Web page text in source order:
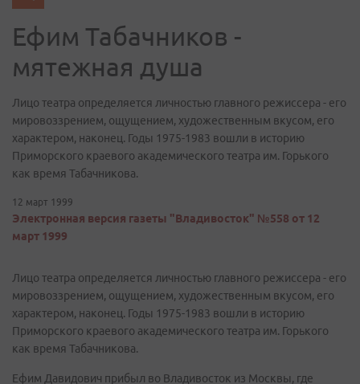
Ефим Табачников -
мятежная душа
Лицо театра определяется личностью главного режиссера - его
мировоззрением, ощущением, художественным вкусом, его
характером, наконец. Годы 1975-1983 вошли в историю
Приморского краевого академического театра им. Горького
как время Табачникова.
12 март 1999
Электронная версия газеты "Владивосток" №558 от 12
март 1999
Лицо театра определяется личностью главного режиссера - его
мировоззрением, ощущением, художественным вкусом, его
характером, наконец. Годы 1975-1983 вошли в историю
Приморского краевого академического театра им. Горького
как время Табачникова.
Ефим Давидович прибыл во Владивосток из Москвы, где